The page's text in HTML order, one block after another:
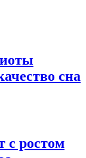
сна
с ростом